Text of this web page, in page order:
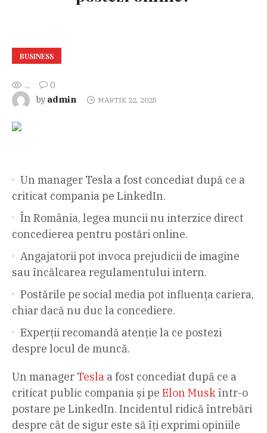
BUSINESS
...
0
by admin MARTIE 22, 2025
Un manager Tesla a fost concediat după ce a
criticat compania pe LinkedIn.
În România, legea muncii nu interzice direct
concedierea pentru postări online.
Angajatorii pot invoca prejudicii de imagine
sau încălcarea regulamentului intern.
Postările pe social media pot influența cariera,
chiar dacă nu duc la concediere.
Experții recomandă atenție la ce postezi
despre locul de muncă.
Un manager Tesla a fost concediat după ce a
criticat public compania și pe Elon Muskîntr-o
postare pe LinkedIn. Incidentul ridică întrebări
despre cât de sigur este să îți exprimi opiniile